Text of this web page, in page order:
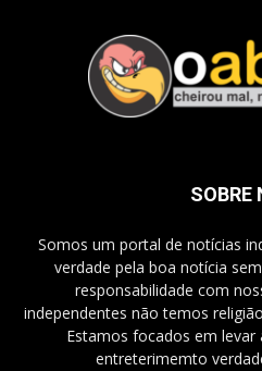
SOBRE
Somos um portal de notícias
verdade pela boa notícia
responsabilidade com
independentes não temos
Estamos focados em
entreterimemto